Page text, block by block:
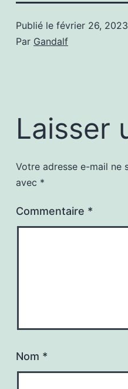
Publié le février 26, 2023
Par Gandalf
Laisser
Votre adresse e-mail ne
avec *
Commentaire *
Nom *